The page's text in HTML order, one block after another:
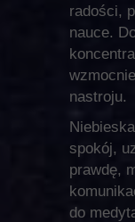
radości,
nauce.
nastroju.
spokój,
prawdę,
do